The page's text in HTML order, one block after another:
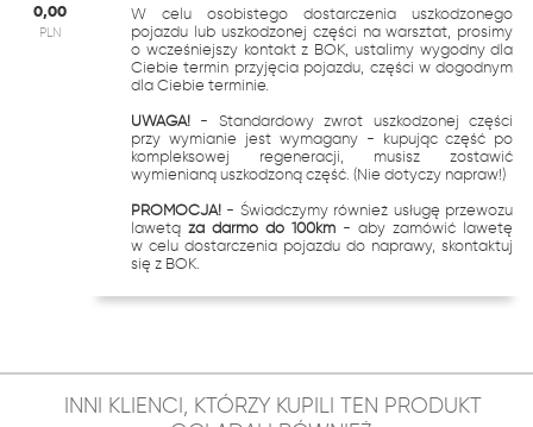
0,00
PLN
W celu osobistego dostarczenia uszkodzonego
pojazdu lub uszkodzonej części na warsztat, prosimy
o wcześniejszy kontakt z BOK, ustalimy wygodny dla
Ciebie termin przyjęcia pojazdu, części w dogodnym
dla Ciebie terminie.
UWAGA! - Standardowy zwrot uszkodzonej części
przy wymianie jest wymagany - kupując część po
kompleksowej regeneracji, musisz zostawić
wymienianą uszkodzoną część. (Nie dotyczy napraw!)
PROMOCJA! - Świadczymy również usługę przewozu
lawetąza darmo do 100km - aby zamówić lawetę
w celu dostarczenia pojazdu do naprawy, skontaktuj
się z BOK.
INNI KLIENCI, KTÓRZY KUPILI TEN PRODUKT